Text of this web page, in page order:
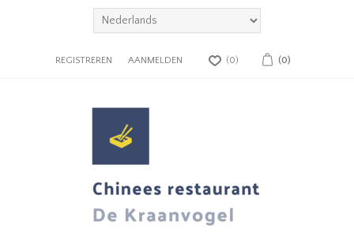
REGISTREREN AANMELDEN (0) (0)